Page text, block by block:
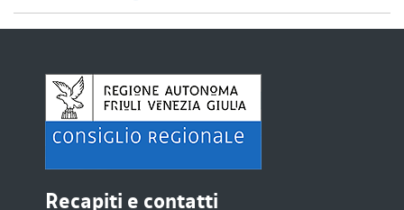
Recapiti e contatti